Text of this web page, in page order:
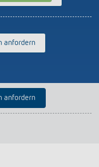
anfordern
anfordern